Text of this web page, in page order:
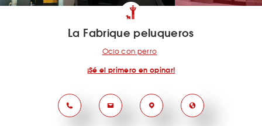
La Fabrique peluqueros
Ocio con perro
¡Sé el primero en opinar!